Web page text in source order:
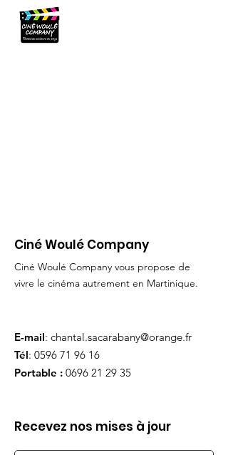
Ciné Woulé Company
Ciné Woulé Company vous propose de
vivre le cinéma autrement en Martinique.
E-mail: chantal.sacarabany@orange.fr
Tél: 0596 71 96 16
Portable : 0696 21 29 35
Recevez nos mises à jour